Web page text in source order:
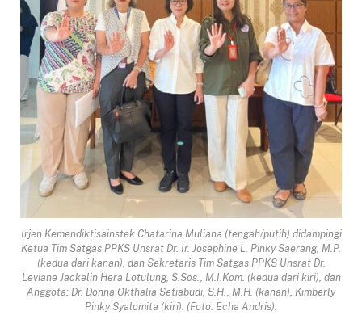
Irjen Kemendiktisainstek Chatarina Muliana (tengah/putih) didampingi
Ketua Tim Satgas PPKS Unsrat Dr. Ir. Josephine L. Pinky Saerang, M.P.
(kedua dari kanan), dan Sekretaris Tim Satgas PPKS Unsrat Dr.
Leviane Jackelin Hera Lotulung, S.Sos., M.I.Kom. (kedua dari kiri), dan
Anggota: Dr. Donna Okthalia Setiabudi, S.H., M.H. (kanan), Kimberly
Pinky Syalomita (kiri). (Foto: Echa Andris).